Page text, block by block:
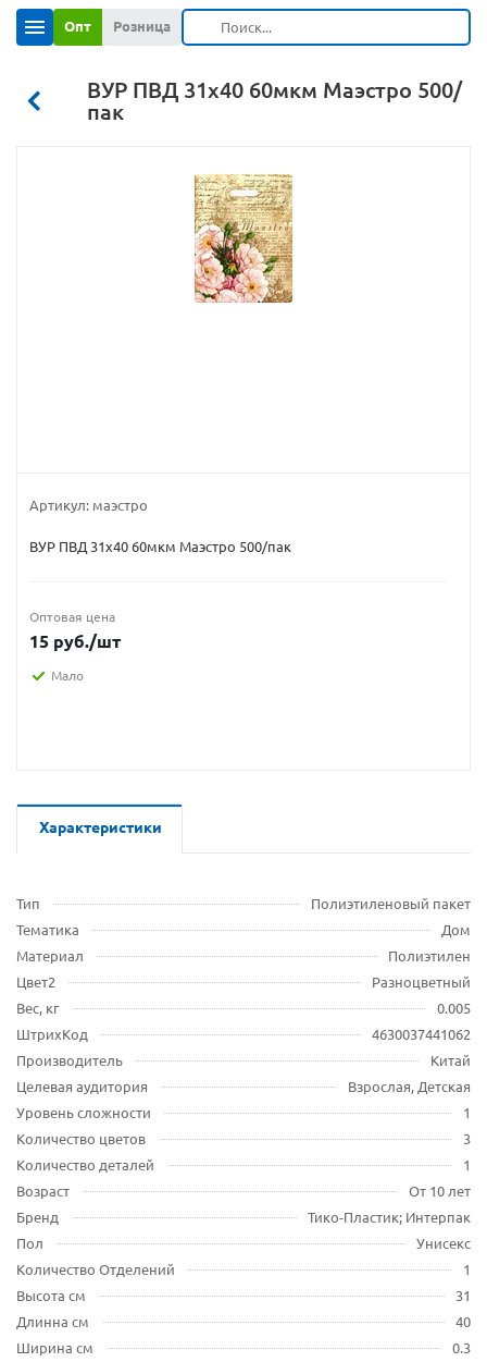
Опт Розница
ВУР ПВД 31х40 60мкм Маэстро 500/
пак
Артикул: маэстро
ВУР ПВД 31х40 60мкм Маэстро 500/пак
Оптовая цена
15 руб./шт
Мало
Характеристики
Тип
Полиэтиленовый пакет
Тематика
Дом
Материал
Полиэтилен
Цвет2
Разноцветный
Вес, кг
0.005
ШтрихКод
4630037441062
Производитель
Китай
Целевая аудитория
Взрослая, Детская
Уровень сложности
1
Количество цветов
3
Количество деталей
1
Возраст
От 10 лет
Бренд
Тико-Пластик; Интерпак
Пол
Унисекс
Количество Отделений
1
Высота см
31
Длинна см
40
Ширина см
0.3